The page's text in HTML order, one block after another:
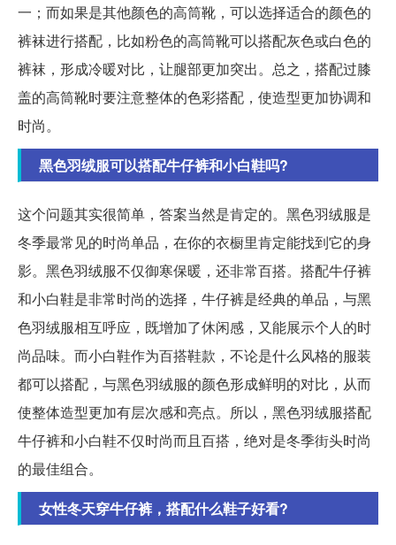
一；而如果是其他颜色的高筒靴，可以选择适合的颜色的
裤袜进行搭配，比如粉色的高筒靴可以搭配灰色或白色的
裤袜，形成冷暖对比，让腿部更加突出。总之，搭配过膝
盖的高筒靴时要注意整体的色彩搭配，使造型更加协调和
时尚。
黑色羽绒服可以搭配牛仔裤和小白鞋吗?
这个问题其实很简单，答案当然是肯定的。黑色羽绒服是
冬季最常见的时尚单品，在你的衣橱里肯定能找到它的身
影。黑色羽绒服不仅御寒保暖，还非常百搭。搭配牛仔裤
和小白鞋是非常时尚的选择，牛仔裤是经典的单品，与黑
色羽绒服相互呼应，既增加了休闲感，又能展示个人的时
尚品味。而小白鞋作为百搭鞋款，不论是什么风格的服装
都可以搭配，与黑色羽绒服的颜色形成鲜明的对比，从而
使整体造型更加有层次感和亮点。所以，黑色羽绒服搭配
牛仔裤和小白鞋不仅时尚而且百搭，绝对是冬季街头时尚
的最佳组合。
女性冬天穿牛仔裤，搭配什么鞋子好看?